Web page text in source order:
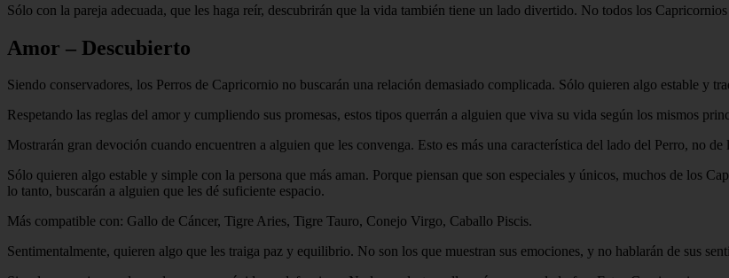
Sólo con la pareja adecuada, que les haga reír, descubrirán que la vida también tiene un lado divertido. No todos los
Amor – Descubierto
Siendo conservadores, los Perros de Capricornio no buscarán una relación demasiado complicada. Sólo quieren algo estable y
Respetando las reglas del amor y cumpliendo sus promesas, estos tipos querrán a alguien que viva su vida según los mismos
Mostrarán gran devoción cuando encuentren a alguien que les convenga. Esto es más una característica del lado del Perro, no
Sólo quieren algo estable y simple con la persona que más aman. Porque piensan que son especiales y únicos, muchos de los
lo tanto, buscarán a alguien que les dé suficiente espacio.
Más compatible con: Gallo de Cáncer, Tigre Aries, Tigre Tauro, Conejo Virgo, Caballo Piscis.
Sentimentalmente, quieren algo que les traiga paz y equilibrio. No son los que muestran sus emociones, y no hablarán de sus